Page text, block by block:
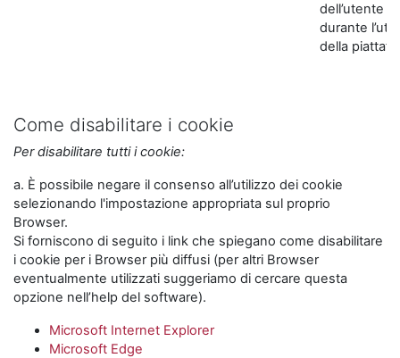
dell’utente
durante
della
Come disabilitare i cookie
Per disabilitare tutti i cookie:
a. È possibile negare il consenso all’utilizzo dei cookie
selezionando l'impostazione appropriata sul proprio
Browser.
Si forniscono di seguito i link che spiegano come disabilitare
i cookie per i Browser più diffusi (per altri Browser
eventualmente utilizzati suggeriamo di cercare questa
opzione nell’help del software).
Microsoft Internet Explorer
Microsoft Edge